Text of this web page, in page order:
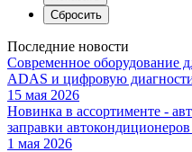
Последние новости
Современное оборудование
ADAS и цифровую
15 мая 2026
Новинка в ассортименте -
заправки
1 мая 2026